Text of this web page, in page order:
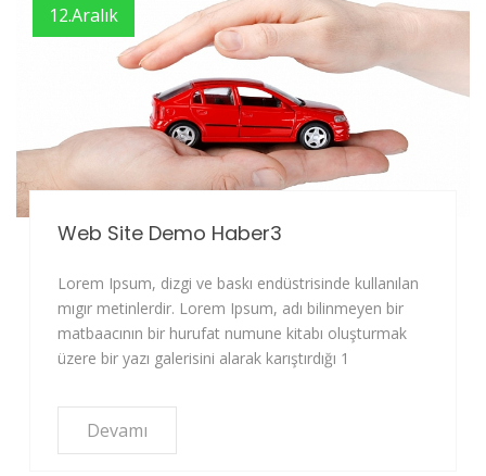
12.Aralık
Web Site Demo Haber3
Lorem Ipsum, dizgi ve baskı endüstrisinde kullanılan
mıgır metinlerdir. Lorem Ipsum, adı bilinmeyen bir
matbaacının bir hurufat numune kitabı oluşturmak
üzere bir yazı galerisini alarak karıştırdığı 1
Devamı